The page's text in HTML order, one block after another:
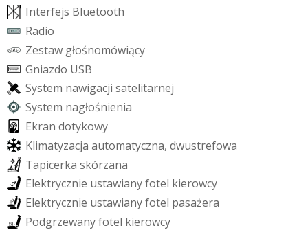
Interfejs Bluetooth
Radio
Zestaw głośnomówiący
Gniazdo USB
System nawigacji satelitarnej
System nagłośnienia
Ekran dotykowy
Klimatyzacja automatyczna, dwustrefowa
Tapicerka skórzana
Elektrycznie ustawianyfotel kierowcy
Elektrycznie ustawianyfotel pasażera
Podgrzewanyfotel kierowcy